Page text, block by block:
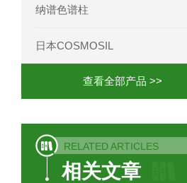
纳谱色谱柱
日本COSMOSIL
查看全部产品 >>
RELATED ARTICLES
相关文章